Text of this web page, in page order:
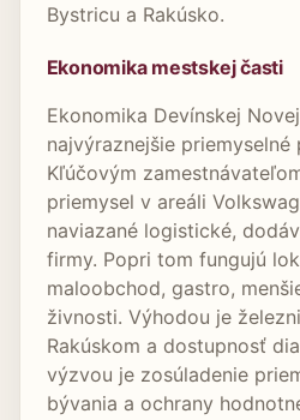
Bystricu a Rakúsko.
Ekonomika mestskej časti
Ekonomika Devínskej
najvýraznejšie
Kľúčovým
priemysel v areáli
naviazané logistické,
firmy. Popri tom fungujú
maloobchod, gastro,
živnosti. Výhodou je
Rakúskom a dostupnosť
výzvou je zosúladenie
bývania a ochrany